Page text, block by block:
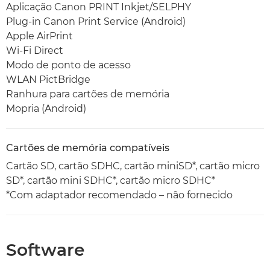
Aplicação Canon PRINT Inkjet/SELPHY
Plug-in Canon Print Service (Android)
Apple AirPrint
Wi-Fi Direct
Modo de ponto de acesso
WLAN PictBridge
Ranhura para cartões de memória
Mopria (Android)
Cartões de memória compatíveis
Cartão SD, cartão SDHC, cartão miniSD*, cartão micro
SD*, cartão mini SDHC*, cartão micro SDHC*
*Com adaptador recomendado – não fornecido
Software